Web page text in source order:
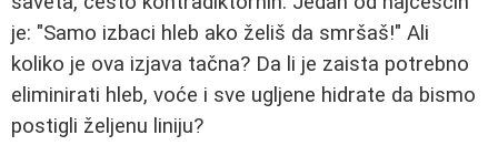
je: "Samo izbaci hleb ako želiš da smršaš!" Ali
koliko je ova izjava tačna? Da li je zaista potrebno
eliminirati hleb, voće i sve ugljene hidrate da bismo
postigli željenu liniju?